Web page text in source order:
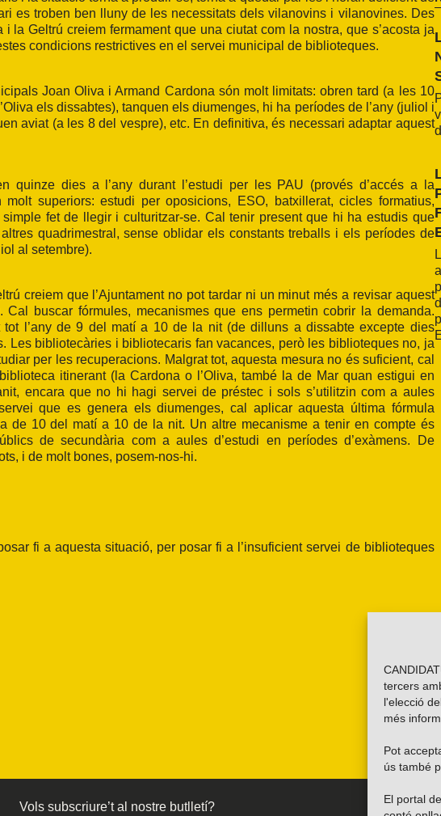
tercers
l'elecció
més
Pot
ús també
El portal
es troben ben lluny de les necessitats dels vilanovins i vilanovines. Des
i la Geltrú creiem fermament que una ciutat com la nostra, que s’acosta ja
condicions restrictives en el servei municipal de biblioteques.
Joan Oliva i Armand Cardona són molt limitats: obren tard (a les 10
els dissabtes), tanquen els diumenges, hi ha períodes de l’any (juliol i
aviat (a les 8 del vespre), etc. En definitiva, és necessari adaptar aquest
quinze dies a l’any durant l’estudi per les PAU (provés d’accés a la
superiors: estudi per oposicions, ESO, batxillerat, cicles formatius,
fet de llegir i culturitzar-se. Cal tenir present que hi ha estudis que
quadrimestral, sense oblidar els constants treballs i els períodes de
al setembre).
creiem que l’Ajuntament no pot tardar ni un minut més a revisar aquest
buscar fórmules, mecanismes que ens permetin cobrir la demanda.
tot l’any de 9 del matí a 10 de la nit (de dilluns a dissabte excepte dies
Les bibliotecàries i bibliotecaris fan vacances, però les biblioteques no, ja
per les recuperacions. Malgrat tot, aquesta mesura no és suficient, cal
itinerant (la Cardona o l’Oliva, també la de Mar quan estigui en
encara que no hi hagi servei de préstec i sols s’utilitzin com a aules
que es genera els diumenges, cal aplicar aquesta última fórmula
de 10 del matí a 10 de la nit. Un altre mecanisme a tenir en compte és
de secundària com a aules d’estudi en períodes d’exàmens. De
i de molt bones, posem-nos-hi.
fi a aquesta situació, per posar fi a l’insuficient servei de biblioteques
Vols subscriure’t al nostre butlletí?